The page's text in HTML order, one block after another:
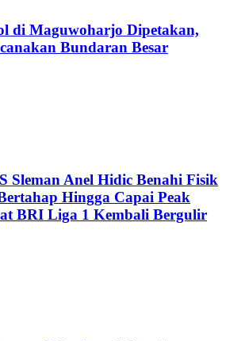
di Maguwoharjo Dipetakan,
Bundaran Besar
Sleman Anel Hidic Benahi Fisik
Hingga Capai Peak
BRI Liga 1 Kembali Bergulir